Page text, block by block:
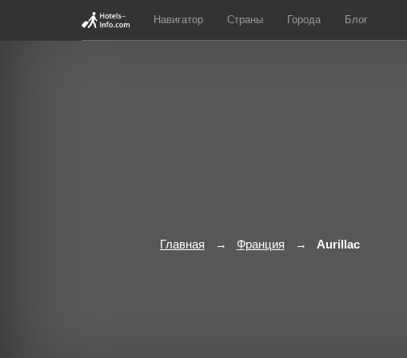
Навигатор Страны Города Блог
Главная Франция Aurillac